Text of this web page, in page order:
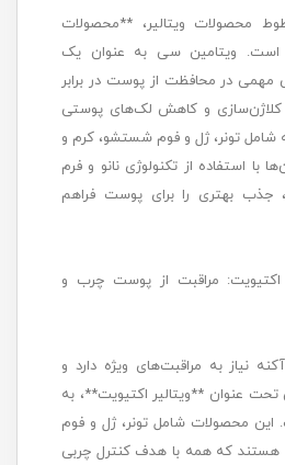
محصولات ویتالیر، **محصولات
است. ویتامین سی به عنوان یک
در محافظت از پوست در برابر
کلاژن‌سازی و کاهش لک‌های پوستی
شامل تونر، ژل و فوم شستشو، کرم و
استفاده از تکنولوژی نانو و فرم
جذب بهتری را برای پوست فراهم
اکتیویت: مراقبت از پوست چرب و
نیاز به مراقبت‌های ویژه دارد و
تحت عنوان **ویتالیر اکتیویت**، به
این محصولات شامل تونر، ژل و فوم
که همه با هدف کنترل چربی